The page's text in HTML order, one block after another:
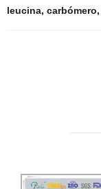
leucina, carbómero,